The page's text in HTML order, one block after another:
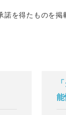
を得たものを
能